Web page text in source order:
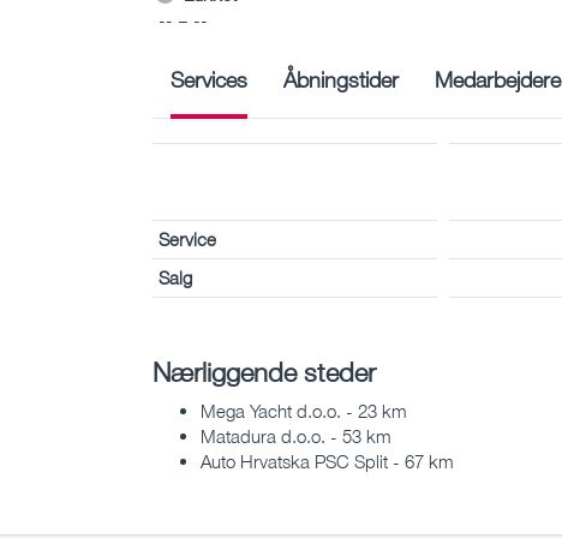
-- – --
Services Åbningstider Medarbejdere
Service
Salg
Nærliggende steder
Mega Yacht d.o.o. - 23 km
Matadura d.o.o. - 53 km
Auto Hrvatska PSC Split - 67 km